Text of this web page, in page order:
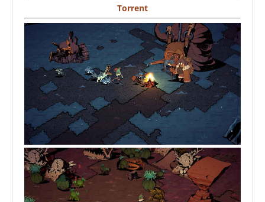
Torrent